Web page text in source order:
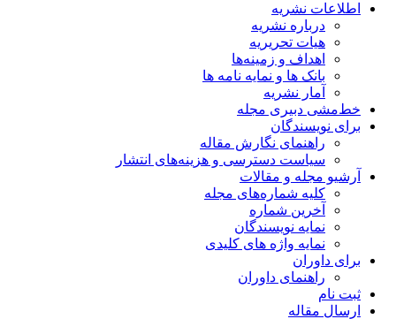
اطلاعات نشریه
درباره نشریه
هیات تحریریه
اهداف و زمینه‌ها
بانک ها و نمایه نامه ها
آمار نشریه
خط‌مشی دبیری مجله
برای نویسندگان
راهنمای نگارش مقاله
سیاست دسترسی و هزینه‌های انتشار
آرشیو مجله و مقالات
کلیه شماره‌های مجله
آخرین شماره
نمایه نویسندگان
نمایه واژه های کلیدی
برای داوران
راهنمای داوران
ثبت نام
ارسال مقاله